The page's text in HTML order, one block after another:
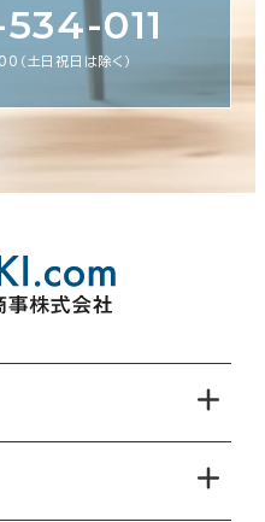
011
土日祝日は除く）